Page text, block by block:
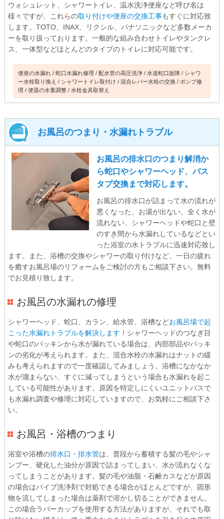
ウォシュレット、シャワートイレ、温水洗浄便座など呼び名は
様々ですが、これらの取り付けや便座の交換工事もすぐに対応致
します。TOTO、INAX、リクシル、パナソニックなど多数メーカ
ーを取り扱っております。一般的な組み合わせトイレやタンクレ
ス、一体型などほとんどのタイプのトイレに対応可能です。
便座の水漏れ 蛇口水漏れ修理 配水管の高圧洗浄 水道蛇口故障
シャワ
ー水栓取り換え
シャワートイレ取付け 混合レバー水栓の交換
ポンプ修
理
便器の水量調整 水栓金具取替え
お風呂のつまり・水漏れトラブル
お風呂の排水口のつまり解消か
ら蛇口やシャワーヘッド、バス
タブ交換まで対応します。
お風呂の排水口が詰まって水の流れが
悪くなった、お湯が出ない、全く水が
流れない、シャワーヘッドや蛇口と壁
のすき間から水漏れしているなどとい
った浴室の水トラブルに迅速対応致し
ます。また、浴槽の交換やシャワーの取り付けなど、一日の疲れ
を癒すお風呂場のリフォームをご検討の方もご相談下さい。無料
でお見積り致します。
お風呂の水漏れの修理
シャワーヘッド、蛇口、カラン、給水管、浴槽などお風呂場で起
こった水漏れトラブルを解決します ！シャワーヘッドのつなぎ目
や蛇口のパッキンから水が漏れている場合は、内部部品やパッキ
ンの劣化が考えられます。また、混合水栓の水漏れはナットの緩
みも考えられますので一度確認してみましょう。浴槽になかなか
水が溜まらない、すぐに減ってしまうという場合も水漏れを起こ
している可能性があります。原因を特定しにくいユニットバスで
も水漏れ調査や修理に対応していますので、お気軽にご相談下さ
い。
お風呂・浴槽のつまり
浴室や浴槽の排水口・排水管は、普段から蓄積する髪の毛やシャ
ンプー、硬化した油分が原因で詰まってしまい、水が流れなくな
ってしまうことがあります。髪の毛や油脂・石鹸カスなどが原因
の場合はパイプ洗浄剤で対処できる場合がほとんどですが、固形
物を流してしまった場合は薬剤で溶かし切ることができません。
この場合ラバーカップを使用する方法がありますが、それでも取